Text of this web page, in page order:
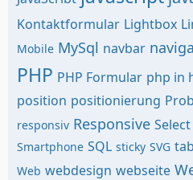
Kontaktformular Lightbox
Mobile MySql navbar
PHP PHP Formular php in
position positionierung
responsiv Responsive Select
Smartphone SQL sticky SVG
Web webdesign webseite